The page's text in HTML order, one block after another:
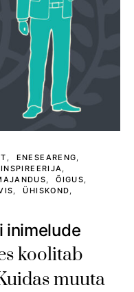
ENESEARENG
INSPIREERIJA
ÕIGUS
ÜHISKOND
inimelude
koolitab
muuta